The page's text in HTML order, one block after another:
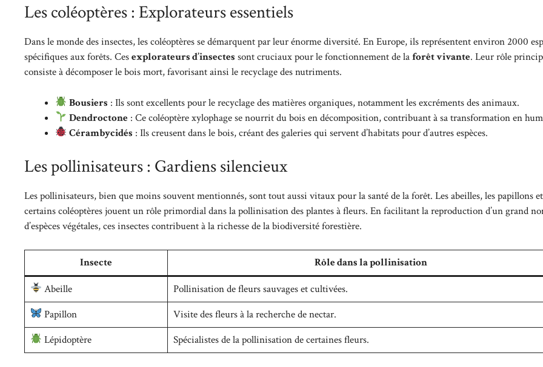
Les coléoptères : Explorateurs essentiels
Dans le monde des insectes, les coléoptères se démarquent par leur énorme diversité. En Europe, ils représentent environ 2000
spécifiques aux forêts. Cesexplorateurs d’insectes sont cruciaux pour le fonctionnement de laforêt vivante. Leur rôle
consiste à décomposer le bois mort, favorisant ainsi le recyclage des nutriments.
Bousiers : Ils sont excellents pour le recyclage des matières organiques, notamment les excréments des animaux.
Dendroctone : Ce coléoptère xylophage se nourrit du bois en décomposition, contribuant à sa transformation en
Cérambycidés : Ils creusent dans le bois, créant des galeries qui servent d’habitats pour d’autres espèces.
Les pollinisateurs : Gardiens silencieux
Les pollinisateurs, bien que moins souvent mentionnés, sont tout aussi vitaux pour la santé de la forêt. Les abeilles, les papillons et
certains coléoptères jouent un rôle primordial dans la pollinisation des plantes à fleurs. En facilitant la reproduction d’un grand
d’espèces végétales, ces insectes contribuent à la richesse de la biodiversité forestière.
Insecte
Rôle dans la pollinisation
Abeille
Pollinisation de fleurs sauvages et cultivées.
Papillon
Visite des fleurs à la recherche de nectar.
Lépidoptère
Spécialistes de la pollinisation de certaines fleurs.